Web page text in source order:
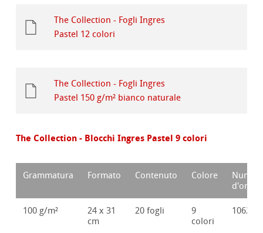
The Collection - Fogli Ingres
Pastel 12 colori
The Collection - Fogli Ingres
Pastel 150 g/m² bianco naturale
The Collection - Blocchi Ingres Pastel 9 colori
Grammatura Formato Contenuto Colore
100 g/m²
24 x 31
cm
20 fogli
9
colori